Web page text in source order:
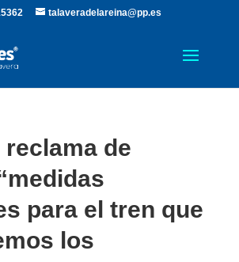
talaveradelareina@pp.es
reclama de
para el tren que
los